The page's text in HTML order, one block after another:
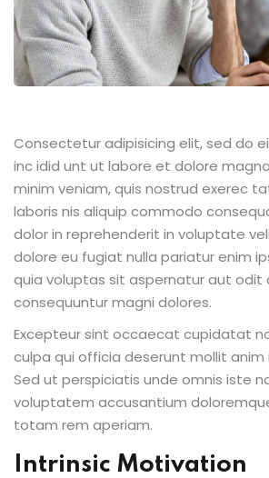
Consectetur adipisicing elit, sed do
inc idid unt ut labore et dolore
minim veniam, quis nostrud exerec
laboris nis aliquip commodo
dolor in reprehenderit in voluptate
dolore eu fugiat nulla pariatur enim
quia voluptas sit aspernatur aut odit
consequuntur magni dolores.
Excepteur sint occaecat cupidatat
culpa qui officia deserunt mollit anim
Sed ut perspiciatis unde omnis iste
voluptatem accusantium
totam rem aperiam.
Intrinsic Motivation